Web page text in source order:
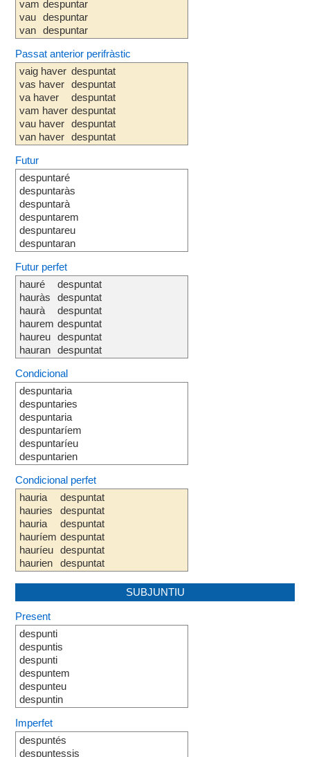
vam
vau
van
despuntar
despuntar
despuntar
Passat anterior perifràstic
vaig haver
vas haver
va haver
vam haver
vau haver
van haver
despuntat
despuntat
despuntat
despuntat
despuntat
despuntat
Futur
despuntaré
despuntaràs
despuntarà
despuntarem
despuntareu
despuntaran
Futur perfet
hauré
hauràs
haurà
haurem
haureu
hauran
despuntat
despuntat
despuntat
despuntat
despuntat
despuntat
Condicional
despuntaria
despuntaries
despuntaria
despuntaríem
despuntaríeu
despuntarien
Condicional perfet
hauria
hauries
hauria
hauríem
hauríeu
haurien
despuntat
despuntat
despuntat
despuntat
despuntat
despuntat
SUBJUNTIU
Present
despunti
despuntis
despunti
despuntem
despunteu
despuntin
Imperfet
despuntés
despuntessis